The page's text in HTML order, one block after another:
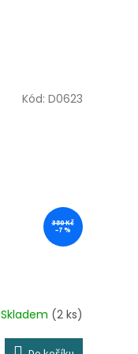
380 Kč
–7 %
Skladem (2 ks)
Kód: D0623